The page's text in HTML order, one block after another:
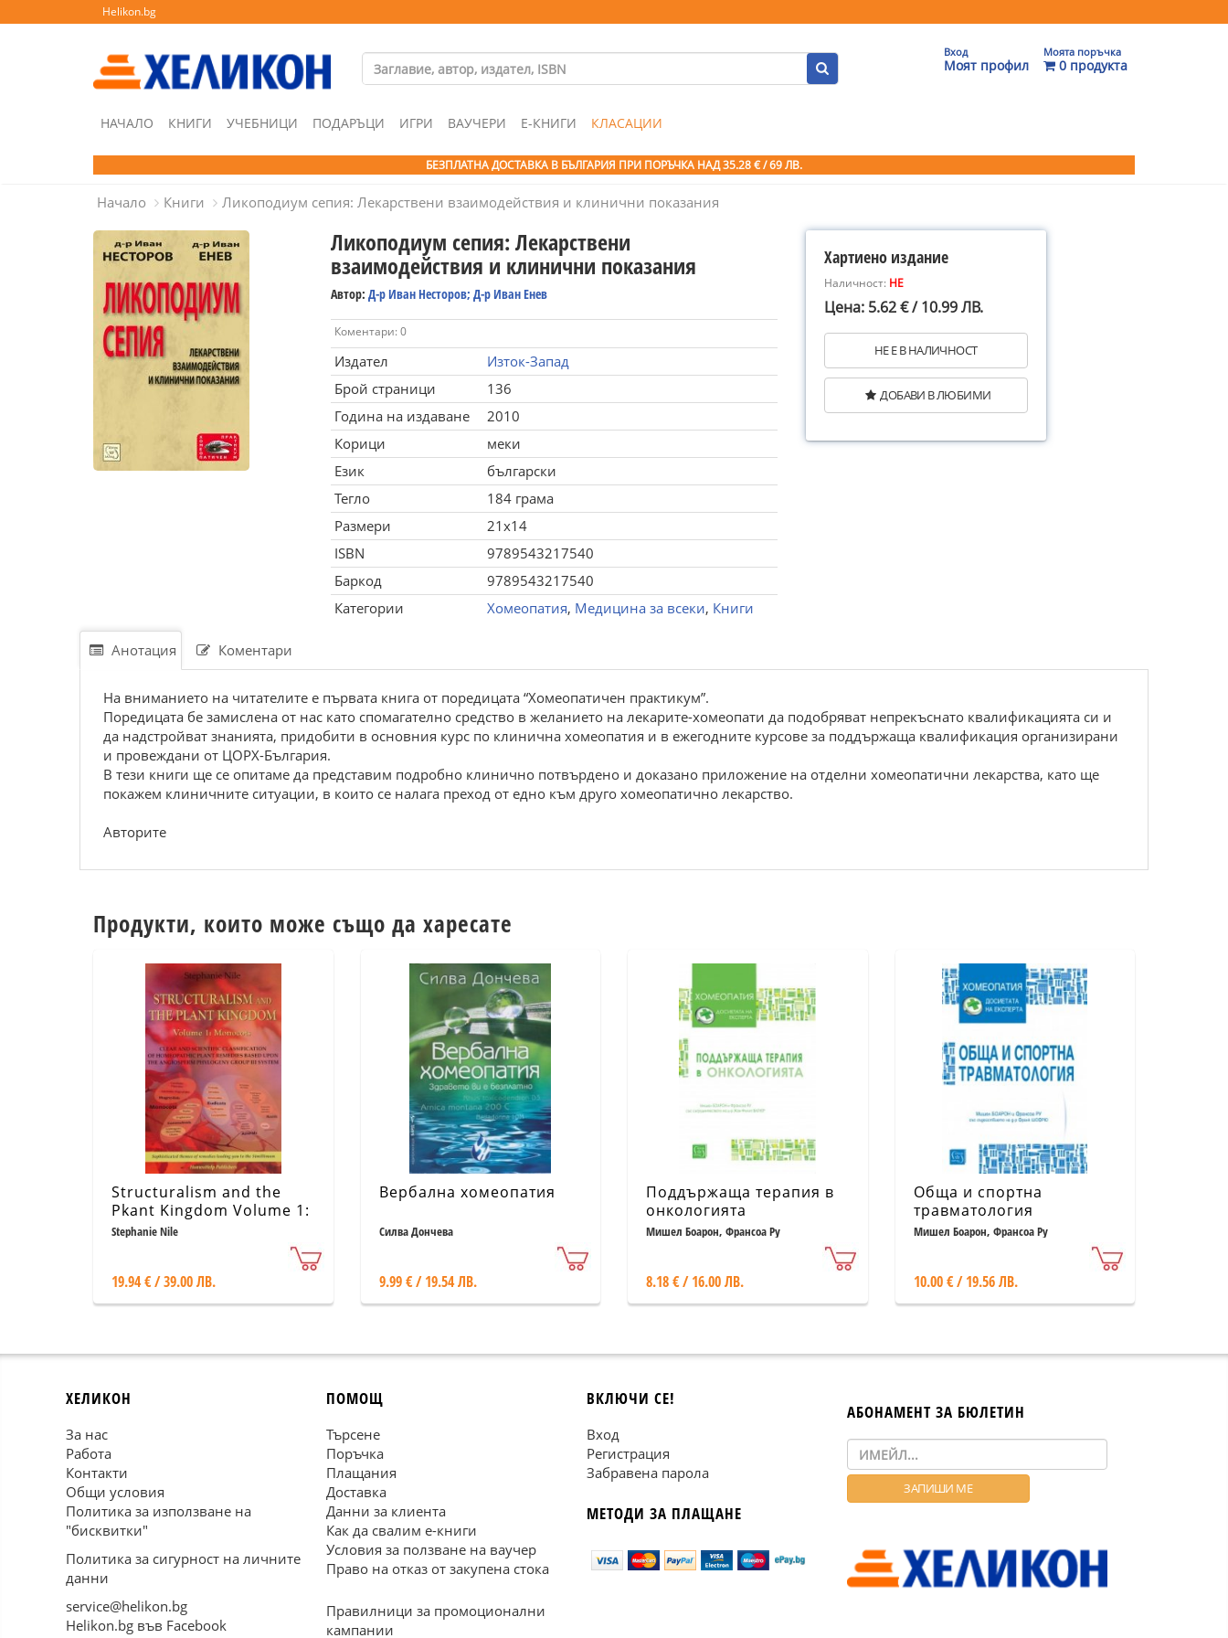
Helikon.bg
Вход
Моят профил
Моята поръчка
0 продукта
НАЧАЛО КНИГИ УЧЕБНИЦИ ПОДАРЪЦИ ИГРИ ВАУЧЕРИ Е-КНИГИ КЛАСАЦИИ
БЕЗПЛАТНА ДОСТАВКА В БЪЛГАРИЯ ПРИ ПОРЪЧКА НАД 35.28 € / 69 ЛВ.
Начало Книги Ликоподиум сепия: Лекарствени взаимодействия и клинични показания
Ликоподиум сепия: Лекарствени
взаимодействия и клинични показания
Автор: Д-р Иван Несторов; Д-р Иван Енев
Коментари: 0
Издател
Изток-Запад
Брой страници
136
Година на издаване
2010
Корици
меки
Език
български
Тегло
184 грама
Размери
21x14
ISBN
9789543217540
Баркод
9789543217540
Категории
Хомеопатия, Медицина за всеки, Книги
Хартиено издание
Наличност: НЕ
Цена: 5.62 € / 10.99 ЛВ.
НЕ Е В НАЛИЧНОСТ
ДОБАВИ В ЛЮБИМИ
Анотация Коментари
На вниманието на читателите е първата книга от поредицата “Хомеопатичен практикум”.
Поредицата бе замислена от нас като спомагателно средство в желанието на лекарите-хомеопати да подобряват непрекъснато квалификацията си и
да надстройват знанията, придобити в основния курс по клинична хомеопатия и в ежегодните курсове за поддържаща квалификация организирани
и провеждани от ЦОРХ-България.
В тези книги ще се опитаме да представим подробно клинично потвърдено и доказано приложение на отделни хомеопатични лекарства, като ще
покажем клиничните ситуации, в които се налага преход от едно към друго хомеопатично лекарство.
Авторите
Продукти, които може също да харесате
Structuralism and the
Pkant Kingdom Volume 1:
Monicots
Stephanie Nile
19.94 € / 39.00 ЛВ.
Вербална хомеопатия
Силва Дончева
9.99 € / 19.54 ЛВ.
Поддържаща терапия в
онкологията
Мишел Боарон, Франсоа Ру
8.18 € / 16.00 ЛВ.
Обща и спортна
травматология
Мишел Боарон, Франсоа Ру
10.00 € / 19.56 ЛВ.
ХЕЛИКОН
За нас
Работа
Контакти
Общи условия
Политика за използване на
"бисквитки"
Политика за сигурност на личните
данни
service@helikon.bg
Helikon.bg във Facebook
ПОМОЩ
Търсене
Поръчка
Плащания
Доставка
Данни за клиента
Как да свалим е-книги
Условия за ползване на ваучер
Право на отказ от закупена стока
Правилници за промоционални
кампании
ВКЛЮЧИ СЕ!
Вход
Регистрация
Забравена парола
МЕТОДИ ЗА ПЛАЩАНЕ
АБОНАМЕНТ ЗА БЮЛЕТИН